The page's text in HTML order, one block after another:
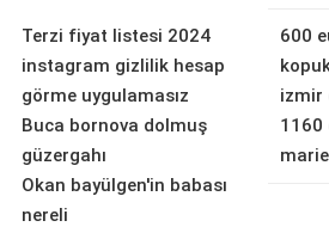
Terzi fiyat listesi 2024
instagram gizlilik hesap
görme uygulamasız
Buca bornova dolmuş
güzergahı
Okan bayülgen'in babası
nereli
600
izmir
1160